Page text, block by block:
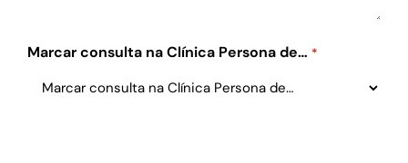
Marcar consulta na Clínica Persona de… *